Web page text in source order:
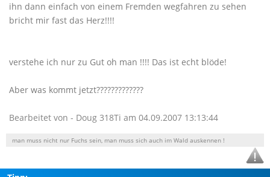
ihn dann einfach von einem Fremden wegfahren zu sehen
bricht mir fast das Herz!!!!
verstehe ich nur zu Gut oh man !!!! Das ist echt blöde!
Aber was kommt jetzt?????????????
Bearbeitet von - Doug 318Ti am 04.09.2007 13:13:44
man muss nicht nur Fuchs sein, man muss sich auch im Wald auskennen !